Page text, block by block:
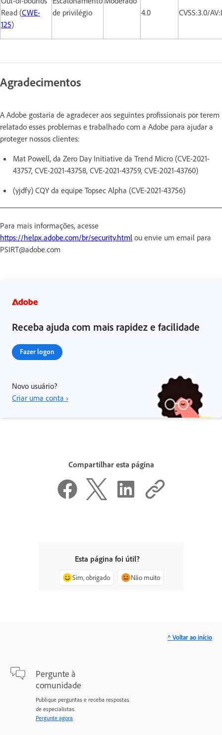
Read (CWE-
125)
de privilégio
4.0
CVSS:3.0/
Agradecimentos
A Adobe gostaria de agradecer aos seguintes profissionais por terem
relatado esses problemas e trabalhado com a Adobe para ajudar a
proteger nossos clientes:
Mat Powell, da Zero Day Initiative da Trend Micro (CVE-2021-
43757, CVE-2021-43758, CVE-2021-43759, CVE-2021-43760)
(yjdfy) CQY da equipe Topsec Alpha (CVE-2021-43756)
Para mais informações, acesse
https://helpx.adobe.com/br/security.html ou envie um email para
PSIRT@adobe.com
Receba ajuda com mais rapidez e facilidade
Fazer logon
Novo usuário?
Criar uma conta ›
Compartilhar esta página
Esta página foi útil?
Sim, obrigado Não muito
Pergunte à
comunidade
Publique perguntas e receba respostas
de especialistas.
Pergunte agora
^ Voltar ao início